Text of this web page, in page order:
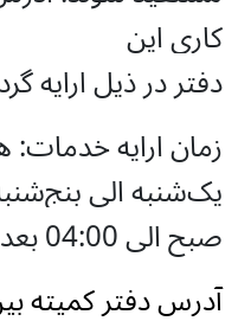
کاری این
دفتر در ذیل ارایه
زمان ارایه خدمات:
صبح الی 04:00 بعد از ظهر
آدرس دفتر کمیته